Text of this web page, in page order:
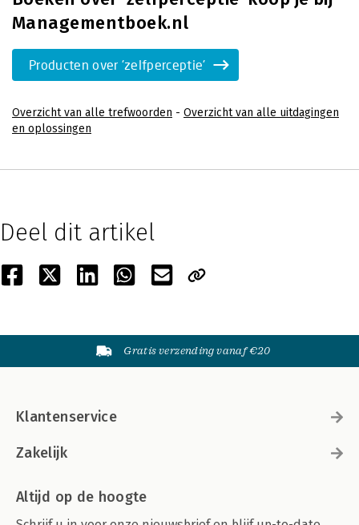
Managementboek.nl
Producten over 'zelfperceptie'
Overzicht van alle trefwoorden - Overzicht van alle uitdagingen
en oplossingen
Deel dit artikel
Gratis verzending vanaf €20
Klantenservice
Zakelijk
Altijd op de hoogte